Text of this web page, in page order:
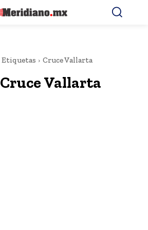
Etiquetas Cruce Vallarta
Cruce Vallarta